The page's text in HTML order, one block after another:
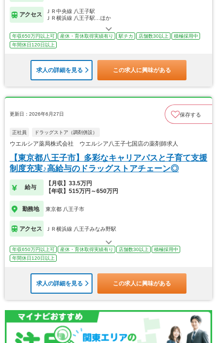
アクセス
ＪＲ中央線 八王子駅
ＪＲ横浜線 八王子駅…ほか
年収650万円以上可 産休・育休取得実績有り 駅チカ 店舗数30以上
積極採用中
年間休日120日以上
求人の詳細を見る この求人に興味がある
更新日：2026年6月27日 保存する
正社員 ドラッグストア（調剤併設）
ウエルシア薬局株式会社 ウエルシア八王子七国店の薬剤師求人
【東京都八王子市】多彩なキャリアパスと子育て支援
制度充実♪高給与のドラッグストアチェーン◎
給与
【月収】33.5万円
【年収】515万円～650万円
勤務地 東京都 八王子市
アクセス ＪＲ横浜線 八王子みなみ野駅
年収650万円以上可 産休・育休取得実績有り 店舗数30以上
積極採用中
年間休日120日以上
求人の詳細を見る この求人に興味がある